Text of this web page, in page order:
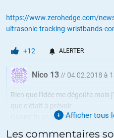
https://www.zerohedge.com/
ultrasonic-tracking-wristbands-
+12 ALERTER
Nico 13 // 04.02.2018 à
Rien que l’idée me dégoûte mais
que c’était à prévoir.
Quand tu as une société qui est
Afficher tous
Les commentaires